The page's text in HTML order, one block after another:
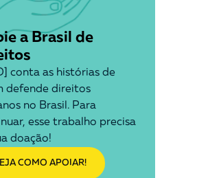
a Brasil de
conta as histórias de
defende direitos
no Brasil. Para
esse trabalho precisa
doação!
COMO APOIAR!